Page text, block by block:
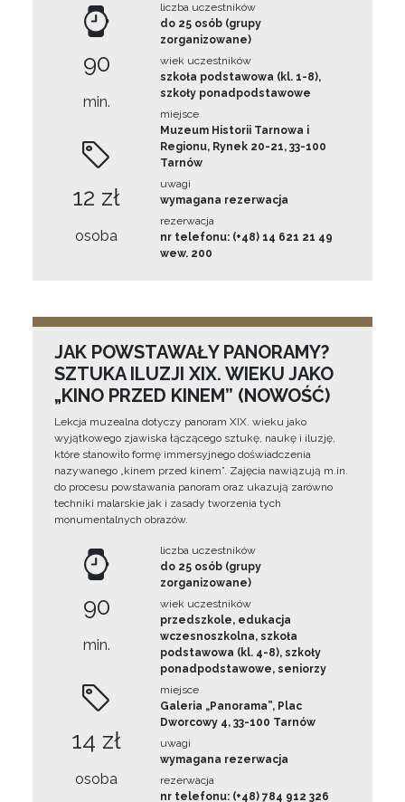
90
min.
12 zł
osoba
liczba uczestników
do 25 osób (grupy
zorganizowane)
wiek uczestników
szkoła podstawowa (kl. 1-8),
szkoły ponadpodstawowe
miejsce
Muzeum Historii Tarnowa i
Regionu, Rynek 20-21, 33-100
Tarnów
uwagi
wymagana rezerwacja
rezerwacja
nr telefonu: (+48) 14 621 21 49
wew. 200
JAK POWSTAWAŁY PANORAMY?
SZTUKA ILUZJI XIX. WIEKU JAKO
„KINO PRZED KINEM” (NOWOŚĆ)
Lekcja muzealna dotyczy panoram XIX. wieku jako
wyjątkowego zjawiska łączącego sztukę, naukę i iluzję,
które stanowiło formę immersyjnego doświadczenia
nazywanego „kinem przed kinem”. Zajęcia nawiązują m.in.
do procesu powstawania panoram oraz ukazują zarówno
techniki malarskie jak i zasady tworzenia tych
monumentalnych obrazów.
90
min.
14 zł
osoba
liczba uczestników
do 25 osób (grupy
zorganizowane)
wiek uczestników
przedszkole, edukacja
wczesnoszkolna, szkoła
podstawowa (kl. 4-8), szkoły
ponadpodstawowe, seniorzy
miejsce
Galeria „Panorama”, Plac
Dworcowy 4, 33-100 Tarnów
uwagi
wymagana rezerwacja
rezerwacja
nr telefonu: (+48) 784 912 326